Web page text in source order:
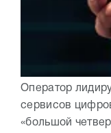
Оператор
сервисов
«большой